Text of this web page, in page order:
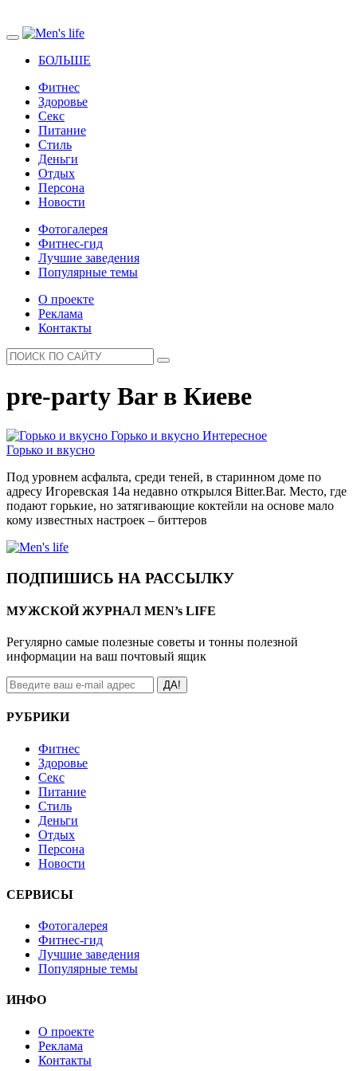
БОЛЬШЕ
Фитнес
Здоровье
Секс
Питание
Стиль
Деньги
Отдых
Персона
Новости
Фотогалерея
Фитнес-гид
Лучшие заведения
Популярные темы
О проекте
Реклама
Контакты
pre-party Bar в Киеве
Горько и вкусно Интересное
Горько и вкусно
Под уровнем асфальта, среди теней, в старинном доме по
адресу Игоревская 14а недавно открылся Bitter.Bar. Место, где
подают горькие, но затягивающие коктейли на основе мало
кому известных настроек – биттеров
ПОДПИШИСЬ НА РАССЫЛКУ
МУЖСКОЙ ЖУРНАЛ MEN’s LIFE
Регулярно самые полезные советы и тонны полезной
информации на ваш почтовый ящик
ДА!
РУБРИКИ
Фитнес
Здоровье
Секс
Питание
Стиль
Деньги
Отдых
Персона
Новости
СЕРВИСЫ
Фотогалерея
Фитнес-гид
Лучшие заведения
Популярные темы
ИНФО
О проекте
Реклама
Контакты